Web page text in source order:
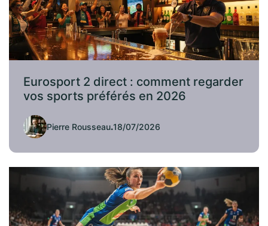
Eurosport 2 direct : comment regarder
vos sports préférés en 2026
Pierre Rousseau.18/07/2026